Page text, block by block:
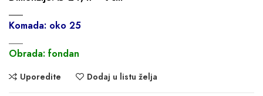
___
Komada: oko 25
Obrada: fondan
Uporedite Dodaj u listu želja